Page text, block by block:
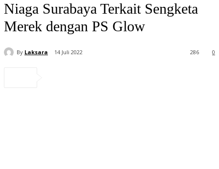
Niaga Surabaya Terkait Sengketa
Merek dengan PS Glow
By Laksara 14 Juli 2022 0
286